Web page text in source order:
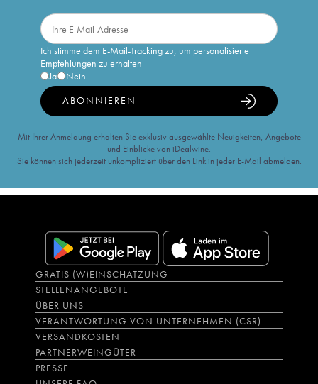
Ich stimme dem E-Mail-Tracking zu, um personalisierte
Empfehlungen zu erhalten
Ja
Nein
ABONNIEREN
Mit Ihrer Anmeldung erhalten Sie exklusiv ausgewählte Neuigkeiten, Angebote
und Einblicke von iDealwine.
Sie können sich jederzeit unkompliziert über den Link in jeder E-Mail abmelden.
GRATIS (W)EINSCHÄTZUNG
STELLENANGEBOTE
ÜBER UNS
VERANTWORTUNG VON UNTERNEHMEN (CSR)
VERSANDKOSTEN
PARTNERWEINGÜTER
PRESSE